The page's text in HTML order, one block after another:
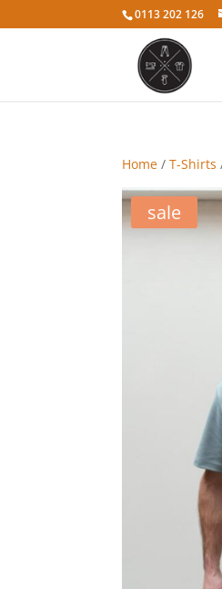
0113 202 126
Home /T-Shirts
sale